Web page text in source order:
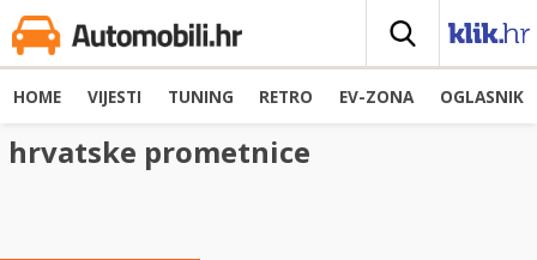
HOME VIJESTI TUNING RETRO EV-ZONA OGLASNIK
hrvatske prometnice